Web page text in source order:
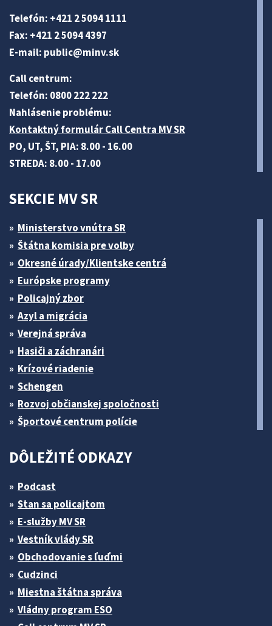
Telefón: +421 2 5094 1111
Fax: +421 2 5094 4397
E-mail: public@minv.sk
Call centrum:
Telefón: 0800 222 222
Nahlásenie problému:
Kontaktný formulár Call Centra MV SR
PO, UT, ŠT, PIA: 8.00 - 16.00
STREDA: 8.00 - 17.00
SEKCIE MV SR
Ministerstvo vnútra SR
Štátna komisia pre volby
Okresné úrady/Klientske centrá
Európske programy
Policajný zbor
Azyl a migrácia
Verejná správa
Hasiči a záchranári
Krízové riadenie
Schengen
Rozvoj občianskej spoločnosti
Športové centrum polície
DÔLEŽITÉ ODKAZY
Podcast
Stan sa policajtom
E-služby MV SR
Vestník vlády SR
Obchodovanie s ľuďmi
Cudzinci
Miestna štátna správa
Vládny program ESO